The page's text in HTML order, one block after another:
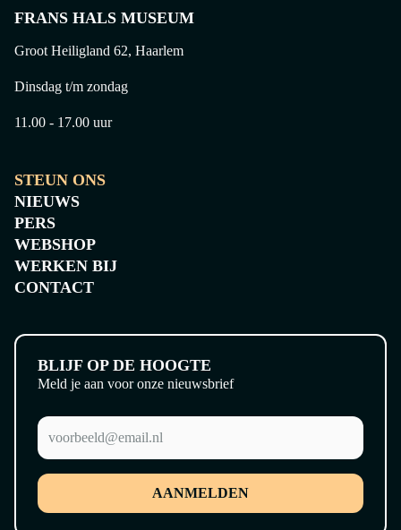
FRANS HALS MUSEUM
Groot Heiligland 62, Haarlem
Dinsdag t/m zondag
11.00 - 17.00 uur
STEUN ONS
NIEUWS
PERS
WEBSHOP
WERKEN BIJ
CONTACT
BLIJF OP DE HOOGTE
Meld je aan voor onze nieuwsbrief
AANMELDEN